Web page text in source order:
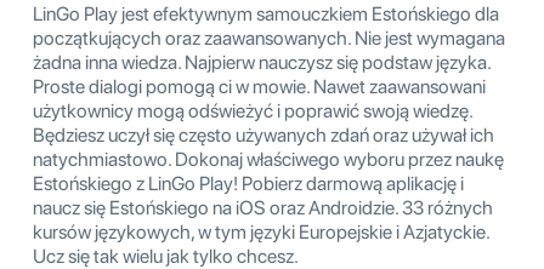
LinGo Play jest efektywnym samouczkiem Estońskiego dla
początkujących oraz zaawansowanych. Nie jest wymagana
żadna inna wiedza. Najpierw nauczysz się podstaw języka.
Proste dialogi pomogą ci w mowie. Nawet zaawansowani
użytkownicy mogą odświeżyć i poprawić swoją wiedzę.
Będziesz uczył się często używanych zdań oraz używał ich
natychmiastowo. Dokonaj właściwego wyboru przez naukę
Estońskiego z LinGo Play! Pobierz darmową aplikację i
naucz się Estońskiego na iOS oraz Androidzie. 33 różnych
kursów językowych, w tym języki Europejskie i Azjatyckie.
Ucz się tak wielu jak tylko chcesz.